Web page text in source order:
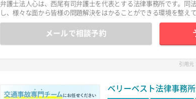
弁護士法人心は、西尾有司弁護士を代表とする法律事務所です。同
し、様々な面から皆様の問題解決をはかることができる環境を整えて
メールで相談予約
引用
ベリーベスト法律事務